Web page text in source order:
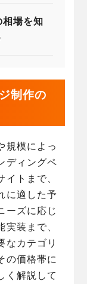
相場を知
制作の
規模によっ
ディングペ
トまで、
に適した予
ーズに応じ
装まで、
なカテゴリ
の価格帯に
く解説して